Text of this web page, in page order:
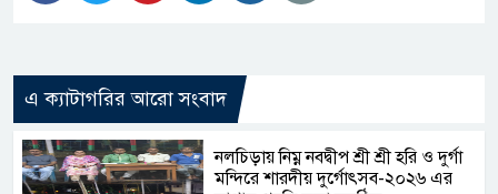
এ ক্যাটাগরির আরো সংবাদ
নলচিড়ায় নিম্ন নবদ্বীপ শ্রী শ্রী হরি ও দুর্গা
মন্দিরে শারদীয় দুর্গোৎসব-২০২৬ এর